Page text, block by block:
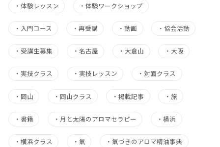
・ 体験レッスン ・体験ワークショップ
・ 入門コース ・再受講 ・動画 ・ 協会活動
・ 受講生募集 ・名古屋 ・ 大倉山 ・ 大阪
・ 実技クラス ・ 実技レッスン ・対面クラス
・ 岡山 ・ 岡山クラス ・掲載記事 ・ 旅
・ 書籍 ・ 月と太陽のアロマセラピー ・横浜
・ 横浜クラス ・氣 ・氣づきのアロマ精油事典